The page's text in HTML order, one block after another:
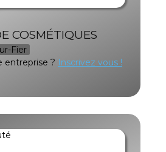
COSMÉTIQUES
Fier
entreprise ? Inscrivez vous !